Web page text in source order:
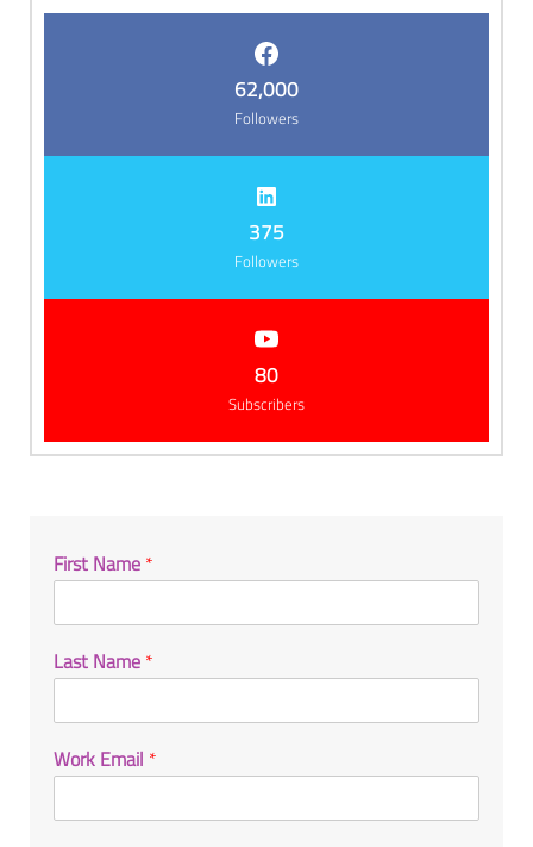
62,000
Followers
375
Followers
80
Subscribers
First Name *
Last Name *
Work Email *